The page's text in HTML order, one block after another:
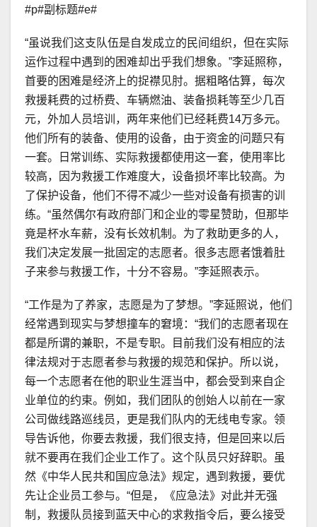
#p#副标题#e#
“虽说我们这支队伍是自发成立的民间组织，但在实际
运作过程中遇到的困难却出乎我们想象。”李延照称，
首要的困难是经济上的捉襟见肘。据粗略估算，每次
救援耗费的过桥费、车辆燃油、装备损耗等至少几百
元，外加人员培训，两年来他们已经耗费14万多元。
他们所有的装备、使用的设备，由于资金的问题只有
一套。日常训练、实际救援都使用这一套，使用率比
较高，因为救援工作难度大，设备损坏率比较高。为
了保护设备，他们不得不减少一些对设备有损害的训
练。“虽然偶尔有政府部门和企业的零星赞助，但那毕
竟是杯水车薪，没有长效机制。为了救助更多的人，
我们决定发展一批固定的志愿者。很多志愿者饿着肚
子来参与救援工作，十分不容易。”李延照表示。
“工作是为了养家，志愿是为了梦想。”李延照说，他们
经常遇到现实与梦想撞车的窘境：“我们的志愿者现在
都是所谓的兼职，不是专职。目前我们没有相应的法
律法规对于志愿者参与救援的规范和保护。所以说，
每一个志愿者在他的职业生涯当中，都会受到来自企
业单位的约束。例如，我们团队的创始人以前在一家
公司做线路巡线员，更是我们队内的无线电专家。领
导告诉他，你要去救援，我们很支持，但是回来以后
就不要再在我们企业工作了。这个队员只好辞职。虽
然《中华人民共和国应急法》规定，遇到救援，要优
先让企业员工参与。“但是，《应急法》对此并无强
制，救援队员接到蓝天中心的求救指令后，要么接受